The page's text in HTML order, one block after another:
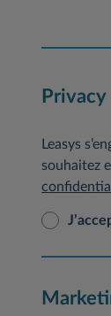
Privacy
Leasys
souhaitez